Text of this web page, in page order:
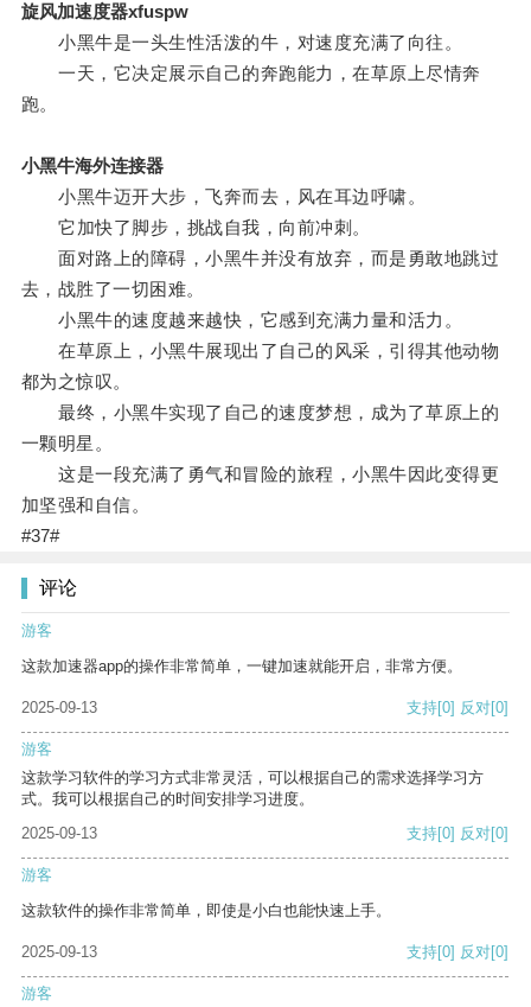
旋风加速度器xfuspw
小黑牛是一头生性活泼的牛，对速度充满了向往。
一天，它决定展示自己的奔跑能力，在草原上尽情奔
跑。
小黑牛海外连接器
小黑牛迈开大步，飞奔而去，风在耳边呼啸。
它加快了脚步，挑战自我，向前冲刺。
面对路上的障碍，小黑牛并没有放弃，而是勇敢地跳过
去，战胜了一切困难。
小黑牛的速度越来越快，它感到充满力量和活力。
在草原上，小黑牛展现出了自己的风采，引得其他动物
都为之惊叹。
最终，小黑牛实现了自己的速度梦想，成为了草原上的
一颗明星。
这是一段充满了勇气和冒险的旅程，小黑牛因此变得更
加坚强和自信。
#37#
评论
游客
这款加速器app的操作非常简单，一键加速就能开启，非常方便。
2025-09-13 支持[0] 反对[0]
游客
这款学习软件的学习方式非常灵活，可以根据自己的需求选择学习方
式。我可以根据自己的时间安排学习进度。
2025-09-13
支持[0] 反对[0]
游客
这款软件的操作非常简单，即使是小白也能快速上手。
2025-09-13 支持[0] 反对[0]
游客